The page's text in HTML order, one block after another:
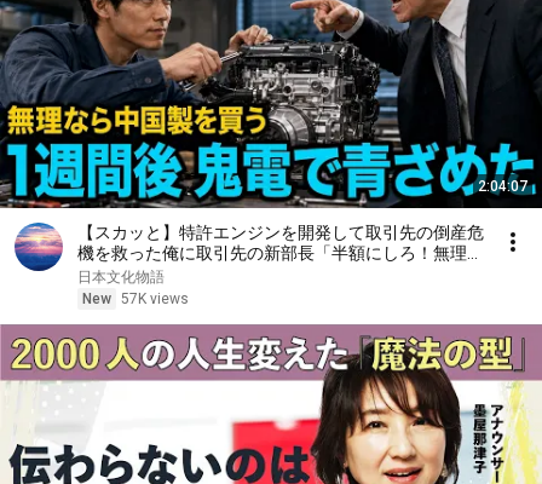
2:04:07
【スカッと】特許エンジンを開発して取引先の倒産危
機を救った俺に取引先の新部長「半額にしろ！無理な
ら中国製を買う」1週間後、部長から鬼電→俺「お宅
の競合と5倍で独占契約済みです」
日本文化物語
New 57K views